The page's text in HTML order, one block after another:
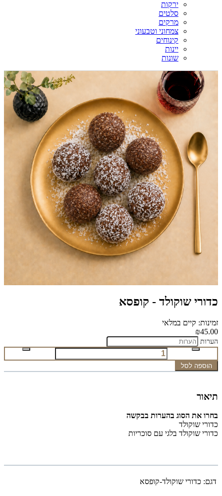
ירקות
סלטים
מרקים
צמחוני וטבעוני
קינוחים
יינות
שונות
כדורי שוקולד - קופסא
זמינות: קיים במלאי
₪45.00
הערות
הוספה לסל
תיאור
בחרו את הסוג בהערות בבקשה
כדורי שוקולד
כדורי שוקולד בלגי עם סוכריות
דגם: כדורי שוקולד-קופסא